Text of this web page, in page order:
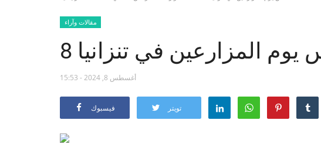
مقالات وآراء
يوم المزارعين في تنزانيا
أغسطس 8, 2024 - 15:53
فيسبوك تويتر